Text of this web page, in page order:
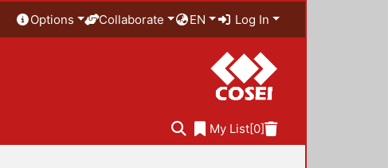
Options Collaborate EN Log In
My List[0]